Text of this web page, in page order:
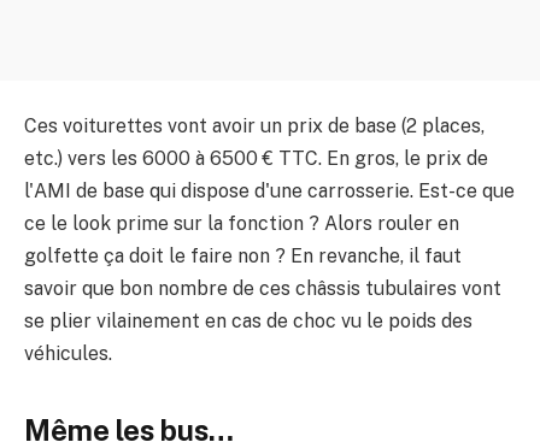
Ces voiturettes vont avoir un prix de base (2 places,
etc.) vers les 6000 à 6500 € TTC. En gros, le prix de
l'AMI de base qui dispose d'une carrosserie. Est-ce que
ce le look prime sur la fonction ? Alors rouler en
golfette ça doit le faire non ? En revanche, il faut
savoir que bon nombre de ces châssis tubulaires vont
se plier vilainement en cas de choc vu le poids des
véhicules.
Même les bus…